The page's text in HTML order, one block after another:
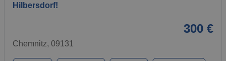
Hilbersdorf!
300 €
Chemnitz, 09131